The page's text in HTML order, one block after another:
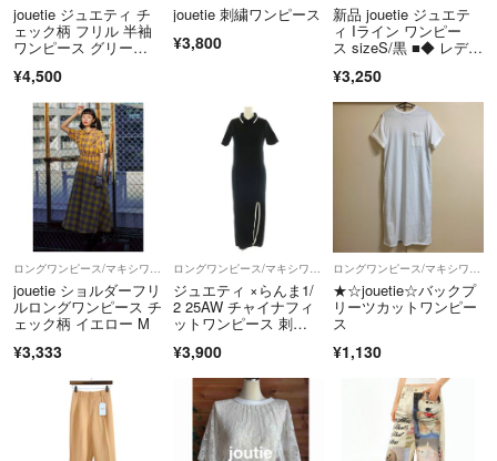
jouetie ジュエティ チ
ェック柄 フリル 半袖
ワンピース グリー
¥4,500
jouetie 刺繍ワンピース
¥3,800
新品 jouetie ジュエテ
ィ Iライン ワンピー
ス sizeS/黒 ■◆ レディ
¥3,250
jouetie ショルダーフリ
ルロングワンピース チ
ェック柄 イエロー M
¥3,333
ジュエティ ×らんま1/
2 25AW チャイナフィ
ットワンピース 刺
¥3,900
★☆jouetie☆バックプ
リーツカットワンピー
ス
¥1,130